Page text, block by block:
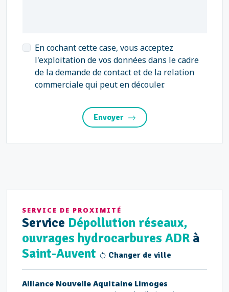
En cochant cette case, vous acceptez
l'exploitation de vos données dans le cadre
de la demande de contact et de la relation
commerciale qui peut en découler.
Envoyer
SERVICE DE PROXIMITÉ
Service Dépollution réseaux,
ouvrages hydrocarbures ADR à
Saint-Auvent
Changer de ville
Alliance Nouvelle Aquitaine Limoges